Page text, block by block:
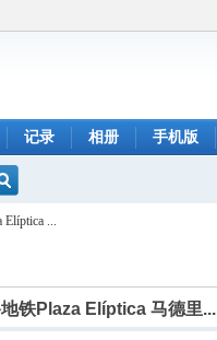
记录 相册 手机版
搜 ...
铁Plaza Elíptica 马德里...